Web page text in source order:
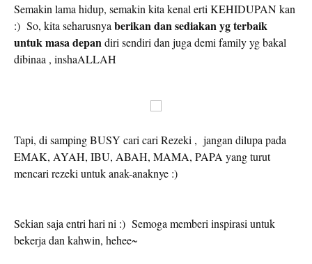
Semakin lama hidup, semakin kita kenal erti KEHIDUPAN kan
:) So, kita seharusnya berikan dan sediakan yg terbaik
untuk masa depandiri sendiri dan juga demi family yg bakal
dibinaa , inshaALLAH
Tapi, di samping BUSY cari cari Rezeki , jangan dilupa pada
EMAK, AYAH, IBU, ABAH, MAMA, PAPA yang turut
mencari rezeki untuk anak-anaknye :)
Sekian saja entri hari ni :) Semoga memberi inspirasi untuk
bekerja dan kahwin, hehee~